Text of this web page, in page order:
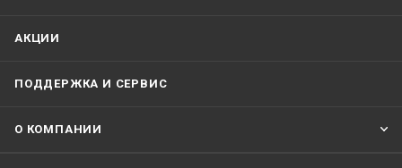
АКЦИИ
ПОДДЕРЖКА И СЕРВИС
О КОМПАНИИ